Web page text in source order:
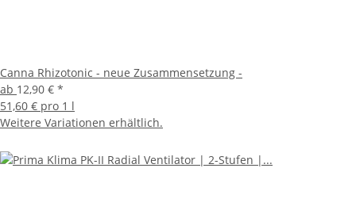
Canna Rhizotonic - neue Zusammensetzung -
ab 12,90 € *
51,60 € pro 1 l
Weitere Variationen erhältlich.